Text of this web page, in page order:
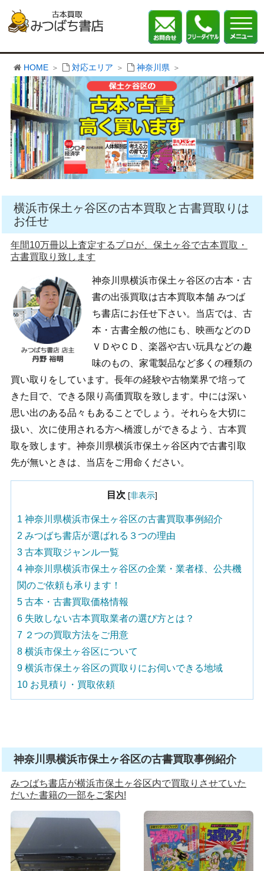
HOME 対応エリア 神奈川県
横浜市保土ヶ谷区の古本買取と古書買取りは
お任せ
年間10万冊以上査定するプロが、保土ヶ谷で古本買取・
古書買取り致します
神奈川県横浜市保土ヶ谷区の古本・古
書の出張買取は古本買取本舗 みつば
ち書店にお任せ下さい。当店では、古
本・古書全般の他にも、映画などのＤ
ＶＤやＣＤ、楽器や古い玩具などの趣
味のもの、家電製品など多くの種類の
買い取りをしています。長年の経験や古物業界で培って
きた目で、できる限り高価買取を致します。中には深い
思い出のある品々もあることでしょう。それらを大切に
扱い、次に使用される方へ橋渡しができるよう、古本買
取を致します。神奈川県横浜市保土ヶ谷区内で古書引取
先が無いときは、当店をご用命ください。
目次 [非表示]
1 神奈川県横浜市保土ヶ谷区の古書買取事例紹介
2 みつばち書店が選ばれる３つの理由
3 古本買取ジャンル一覧
4 神奈川県横浜市保土ヶ谷区の企業・業者様、公共機
関のご依頼も承ります！
5 古本・古書買取価格情報
6 失敗しない古本買取業者の選び方とは？
7 ２つの買取方法をご用意
8 横浜市保土ヶ谷区について
9 横浜市保土ヶ谷区の買取りにお伺いできる地域
10 お見積り・買取依頼
神奈川県横浜市保土ヶ谷区の古書買取事例紹介
みつばち書店が横浜市保土ヶ谷区内で買取りさせていた
だいた書籍の一部をご案内!